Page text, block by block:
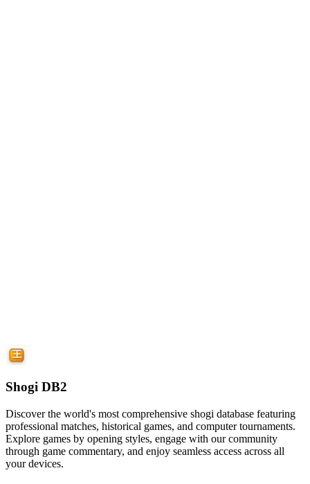
Shogi DB2
Discover the world's most comprehensive shogi database featuring
professional matches, historical games, and computer tournaments.
Explore games by opening styles, engage with our community
through game commentary, and enjoy seamless access across all
your devices.